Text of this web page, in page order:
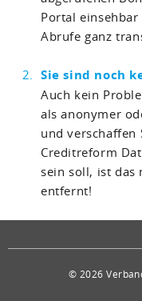
Portal
Abrufe ganz
Sie sind noch
Auch kein
als anonymer
und verschaffen
Creditreform
sein soll, ist das
entfernt!
© 2026